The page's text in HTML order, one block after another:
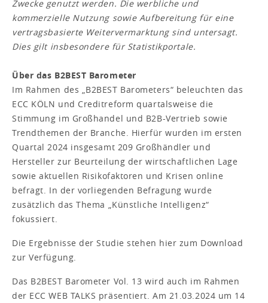
Zwecke genutzt werden. Die werbliche und
kommerzielle Nutzung sowie Aufbereitung für eine
vertragsbasierte Weitervermarktung sind untersagt.
Dies gilt insbesondere für Statistikportale.
Über das B2BEST Barometer
Im Rahmen des „B2BEST Barometers“ beleuchten das
ECC KÖLN und Creditreform quartalsweise die
Stimmung im Großhandel und B2B-Vertrieb sowie
Trendthemen der Branche. Hierfür wurden im ersten
Quartal 2024 insgesamt 209 Großhändler und
Hersteller zur Beurteilung der wirtschaftlichen Lage
sowie aktuellen Risikofaktoren und Krisen online
befragt. In der vorliegenden Befragung wurde
zusätzlich das Thema „Künstliche Intelligenz“
fokussiert.
Die Ergebnisse der Studie stehen hier zum Download
zur Verfügung.
Das B2BEST Barometer Vol. 13 wird auch im Rahmen
der ECC WEB TALKS präsentiert. Am 21.03.2024 um 14